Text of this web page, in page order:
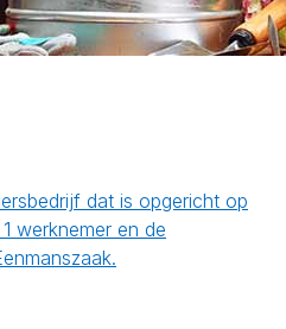
dat is opgericht op
werknemer en de